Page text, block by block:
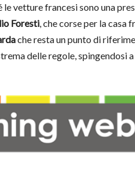
vetture francesi sono una
Foresti, che corse per la casa
che resta un punto di
delle regole,